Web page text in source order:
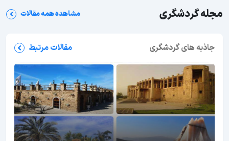
مجله گردشگری مشاهده همه مقالات
جاذبه های گردشگری مقالات مرتبط